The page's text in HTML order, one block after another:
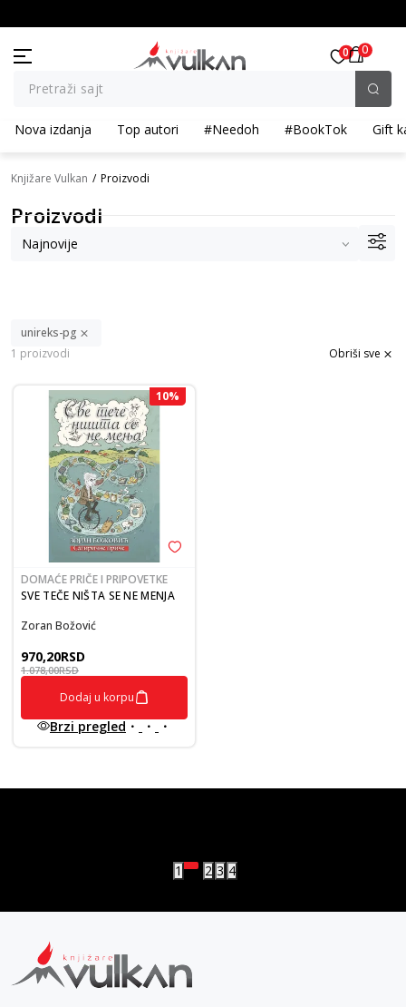
Pretraži sajt
0 0
Nova izdanja Top autori #Needoh #BookTok Gift
Knjižare Vulkan Proizvodi
Proizvodi
unireks-pg
1 proizvodi
Obriši sve
10%
DOMAĆE PRIČE I PRIPOVETKE
SVE TEČE NIŠTA SE NE MENJA
Zoran Božović
970,20RSD
1.078,00RSD
Dodaj u korpu
Brzi pregled
1
2 3 4